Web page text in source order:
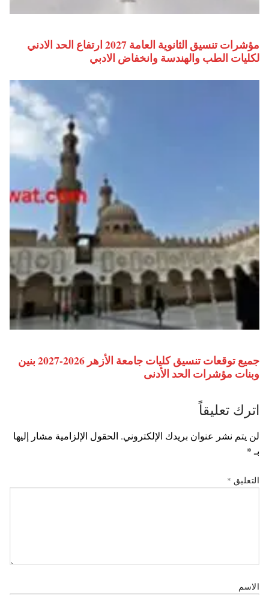
مؤشرات تنسيق الثانوية العامة 2027 ارتفاع الحد الادني
لكليات الطب والهندسة وانخفاض الادبي
جميع توقعات تنسيق كليات جامعة الأزهر 2026-2027 بنين
وبنات مؤشرات الحد الأدنى
اترك تعليقاً
لن يتم نشر عنوان بريدك الإلكتروني. الحقول الإلزامية مشار إليها
بـ *
التعليق *
الاسم